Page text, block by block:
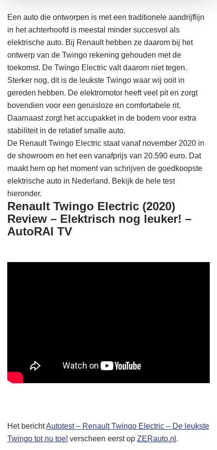
Een auto die ontworpen is met een traditionele aandrijflijn
in het achterhoofd is meestal minder succesvol als
elektrische auto. Bij Renault hebben ze daarom bij het
ontwerp van de Twingo rekening gehouden met de
toekomst. De Twingo Electric valt daarom niet tegen.
Sterker nog, dit is de leukste Twingo waar wij ooit in
gereden hebben. De elektromotor heeft veel pit en zorgt
bovendien voor een geruisloze en comfortabele rit.
Daarnaast zorgt het accupakket in de bodem voor extra
stabiliteit in de relatief smalle auto.
De Renault Twingo Electric staat vanaf november 2020 in
de showroom en het een vanafprijs van 20.590 euro. Dat
maakt hem op het moment van schrijven de goedkoopste
elektrische auto in Nederland. Bekijk de hele test
hieronder.
Renault Twingo Electric (2020)
Review – Elektrisch nog leuker! –
AutoRAI TV
Het berichtAutotest – Renault Twingo Electric – De leukste
Twingo tot nu toe! verscheen eerst op ZERauto.nl .